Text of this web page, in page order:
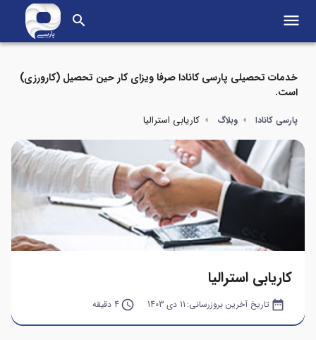
search menu
خدمات تحصیلی پارسی کانادا صرفا ویزای کار حین تحصیل (کارورزی)
است.
پارسی کانادا وبلاگ کاریابی استرالیا
کاریابی استرالیا
date_range تاریخ آخرین بروزرسانی: 11 دی 1403 query_builder4 دقیقه